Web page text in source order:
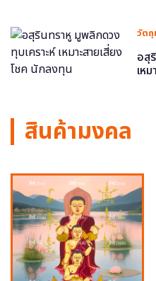
วัต
อสุ
เห
สินค้ามงคล